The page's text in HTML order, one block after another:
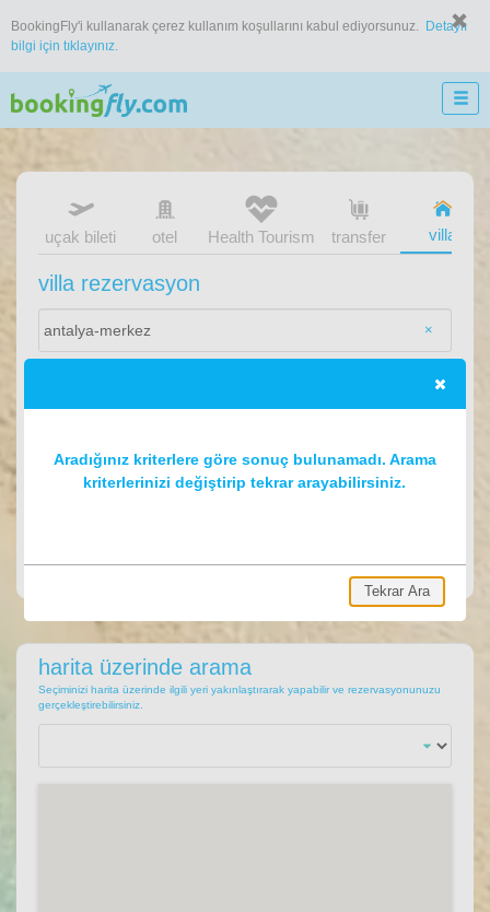
BookingFly'i kullanarak çerez kullanım koşullarını kabul ediyorsunuz.
Detaylı
bilgi için tıklayınız.
uçak bileti otel transfer villa
Health Tourism
villa rezervasyon
×
harita üzerinde arama
Seçiminizi harita üzerinde ilgili yeri yakınlaştırarak yapabilir ve rezervasyonunuzu
gerçekleştirebilirsiniz.
Aradığınız kriterlere göre sonuç bulunamadı. Arama
kriterlerinizi değiştirip tekrar arayabilirsiniz.
Tekrar Ara